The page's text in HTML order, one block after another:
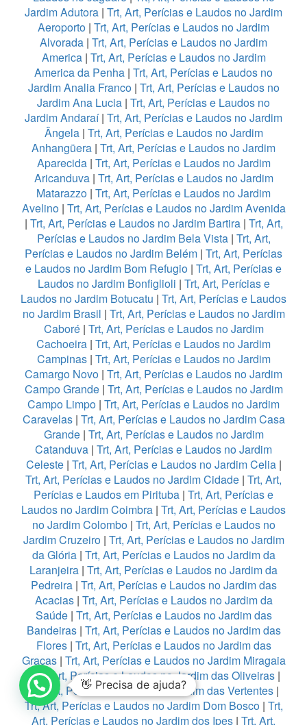
Jardim Adutora | Trt, Art, Perícias e Laudos no Jardim
Aeroporto | Trt, Art, Perícias e Laudos no Jardim
Alvorada | Trt, Art, Perícias e Laudos no Jardim
America| Trt, Art, Perícias e Laudos no Jardim
America da Penha | Trt, Art, Perícias e Laudos no
Jardim Analia Franco| Trt, Art, Perícias e Laudos no
Jardim Ana Lucia | Trt, Art, Perícias e Laudos no
Jardim Andaraí| Trt, Art, Perícias e Laudos no Jardim
Ângela| Trt, Art, Perícias e Laudos no Jardim
Anhangüera | Trt, Art, Perícias e Laudos no Jardim
Aparecida| Trt, Art, Perícias e Laudos no Jardim
Aricanduva| Trt, Art, Perícias e Laudos no Jardim
Matarazzo | Trt, Art, Perícias e Laudos no Jardim
Avelino| Trt, Art, Perícias e Laudos no Jardim Avenida
| Trt, Art, Perícias e Laudos no Jardim Bartira| Trt, Art,
Perícias e Laudos no Jardim Bela Vista| Trt, Art,
Perícias e Laudos no Jardim Belém | Trt, Art, Perícias
e Laudos no Jardim Bom Refugio | Trt, Art, Perícias e
Laudos no Jardim Bonfiglioli | Trt, Art, Perícias e
Laudos no Jardim Botucatu | Trt, Art, Perícias e Laudos
no Jardim Brasil | Trt, Art, Perícias e Laudos no Jardim
Caboré| Trt, Art, Perícias e Laudos no Jardim
Cachoeira | Trt, Art, Perícias e Laudos no Jardim
Campinas| Trt, Art, Perícias e Laudos no Jardim
Camargo Novo | Trt, Art, Perícias e Laudos no Jardim
Campo Grande| Trt, Art, Perícias e Laudos no Jardim
Campo Limpo | Trt, Art, Perícias e Laudos no Jardim
Caravelas| Trt, Art, Perícias e Laudos no Jardim Casa
Grande| Trt, Art, Perícias e Laudos no Jardim
Catanduva | Trt, Art, Perícias e Laudos no Jardim
Celeste| Trt, Art, Perícias e Laudos no Jardim Celia|
Trt, Art, Perícias e Laudos no Jardim Cidade | Trt, Art,
Perícias e Laudos em Pirituba | Trt, Art, Perícias e
Laudos no Jardim Coimbra | Trt, Art, Perícias e Laudos
no Jardim Colombo| Trt, Art, Perícias e Laudos no
Jardim Cruzeiro| Trt, Art, Perícias e Laudos no Jardim
da Glória| Trt, Art, Perícias e Laudos no Jardim da
Laranjeira | Trt, Art, Perícias e Laudos no Jardim da
Pedreira| Trt, Art, Perícias e Laudos no Jardim das
Acacias| Trt, Art, Perícias e Laudos no Jardim da
Saúde| Trt, Art, Perícias e Laudos no Jardim das
Bandeiras| Trt, Art, Perícias e Laudos no Jardim das
Flores| Trt, Art, Perícias e Laudos no Jardim das
Graças| Trt, Art, Perícias e Laudos no Jardim Miragaia
|Trt, Art, Perícias e Laudos no Jardim das Oliveiras|
Trt, Art, Perícias e Laudos no Jardim das Vertentes|
Trt, Art, Perícias e Laudos no Jardim Dom Bosco| Trt,
Art, Perícias e Laudos no Jardim dos Ipes | Trt, Art,
👋 Precisa de ajuda?